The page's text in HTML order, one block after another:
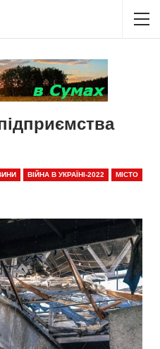
ВІЙНА В УКРАЇНІ-2022 МІСТО